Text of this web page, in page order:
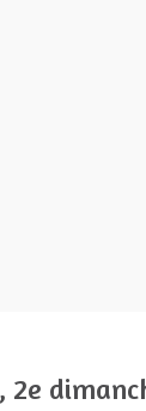
2e